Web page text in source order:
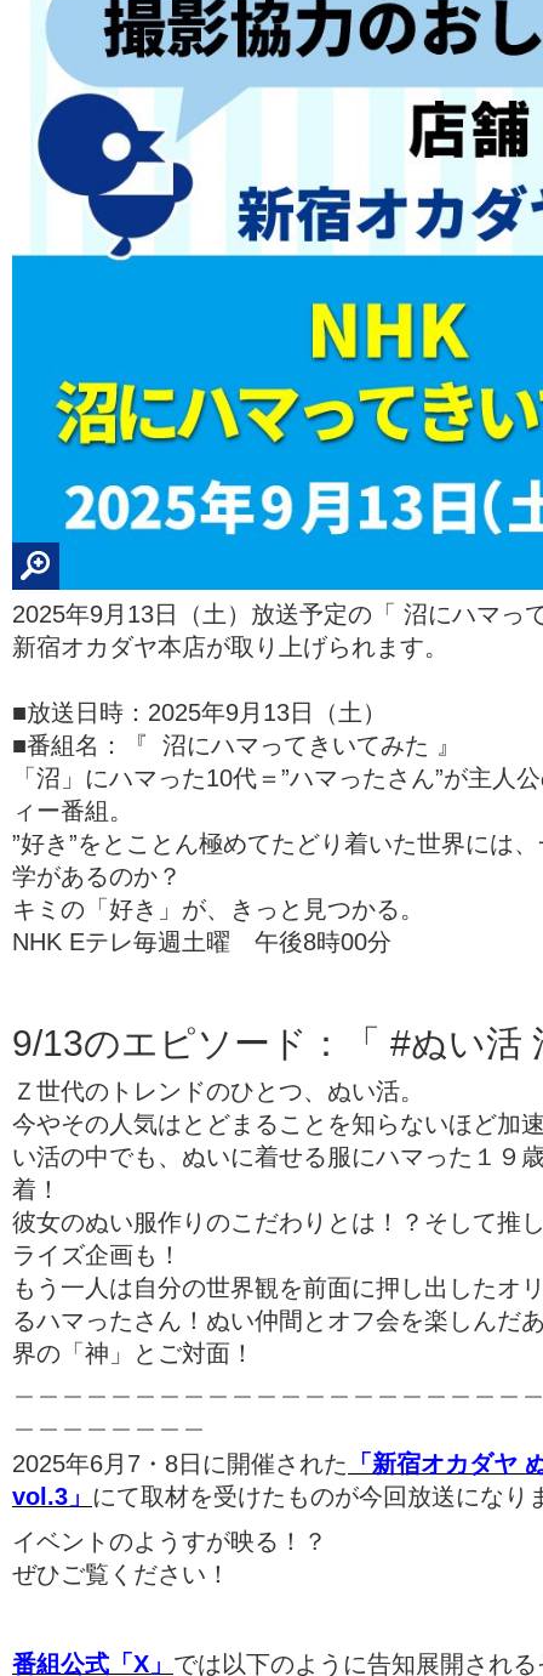
2025年9月13日（土）放送予定の「 沼にハマっ
新宿オカダヤ本店が取り上げられます。
■放送日時：2025年9月13日（土）
■番組名：『 沼にハマってきいてみた 』
「沼」にハマった10代＝”ハマったさん”が主人
ィー番組。
”好き”をとことん極めてたどり着いた世界には
学があるのか？
キミの「好き」が、きっと見つかる。
NHK Eテレ毎週土曜 午後8時00分
9/13のエピソード：「 #ぬい活
Ｚ世代のトレンドのひとつ、ぬい活。
今やその人気はとどまることを知らないほど加
い活の中でも、ぬいに着せる服にハマった１９
着！
彼女のぬい服作りのこだわりとは！？そして推
ライズ企画も！
もう一人は自分の世界観を前面に押し出したオ
るハマったさん！ぬい仲間とオフ会を楽しんだ
界の「神」とご対面！
2025年6月7・8日に開催された 「新宿オカダヤ
vol.3」 にて取材を受けたものが今回放送になり
イベントのようすが映る！？
ぜひご覧ください！
番組公式「X」 では以下のように告知展開され